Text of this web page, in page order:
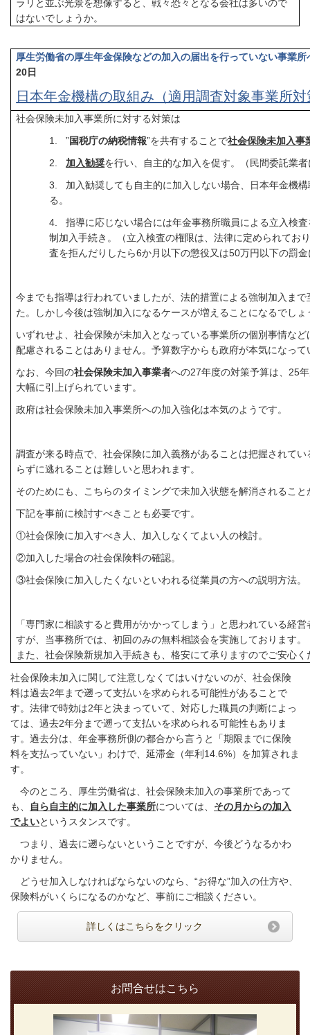
ラリと並ぶ光景を想像すると、戦々恐々となる会社は多いので
はないでしょうか。
厚生労働省の厚生年金保険などの加入の届出を行っていない事業所
20日
日本年金機構の取組み（適用調査対象事業所対
社会保険未加入事業所に対する対策は
1.
”国税庁の納税情報”を共有することで社会保険未加入事
2.
加入勧奨を行い、自主的な加入を促す。（民間委託業
3.
加入勧奨しても自主的に加入しない場合、日本年金機
る。
4.
指導に応じない場合には年金事務所職員による立入検
制加入手続き。（立入検査の権限は、法律に定められてお
査を拒んだりしたら6か月以下の懲役又は50万円以下の罰
今までも指導は行われていましたが、法的措置による強制加入ま
た。しかし今後は強制加入になるケースが増えることになるでしょ
いずれせよ、社会保険が未加入となっている事業所の個別事情な
配慮されることはありません。予算数字からも政府が本気になっ
なお、今回の社会保険未加入事業者への27年度の対策予算は、 25
大幅に引上げられています。
政府は社会保険未加入事業所への加入強化は本気のようです。
調査が来る時点で、社会保険に加入義務があることは把握されて
らずに逃れることは難しいと思われます。
そのためにも、こちらのタイミングで未加入状態を解消されること
下記を事前に検討すべきことも必要です。
①社会保険に加入すべき人、加入しなくてよい人の検討。
②加入した場合の社会保険料の確認。
③社会保険に加入したくないといわれる従業員の方への説明方法。
「専門家に相談すると費用がかかってしまう」と思われている経
すが、当事務所では、初回のみの無料相談会を実施しております。
また、社会保険新規加入手続きも、格安にて承りますのでご安心く
社会保険未加入に関して注意しなくてはいけないのが、社会保険
料は過去2年まで遡って支払いを求められる可能性があることで
す。法律で時効は2年と決まっていて、対応した職員の判断によっ
ては、過去2年分まで遡って支払いを求められる可能性もありま
す。過去分は、年金事務所側の都合から言うと「期限までに保険
料を支払っていない」わけで、延滞金（年利14.6%）を加算されま
す。
今のところ、厚生労働省は、社会保険未加入の事業所であって
も、
自ら自主的に加入した事業所については、 その月からの加入
でよいというスタンスです。
つまり、過去に遡らないということですが、今後どうなるかわ
かりません。
どうせ加入しなければならないのなら、“お得な”加入の仕方や、
保険料がいくらになるのかなど、事前にご相談ください。
詳しくはこちらをクリック
お問合せはこちら